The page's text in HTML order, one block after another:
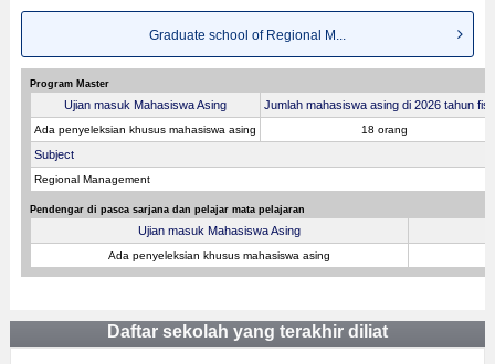
Graduate school of Regional M...
Program Master
Ujian masuk Mahasiswa Asing Jumlah mahasiswa asing di 2026 tahun
Ada penyeleksian khusus mahasiswa asing 18 orang
Subject
Regional Management
Pendengar di pasca sarjana dan pelajar mata pelajaran
Ujian masuk Mahasiswa Asing
Ada penyeleksian khusus mahasiswa asing
Daftar sekolah yang terakhir diliat